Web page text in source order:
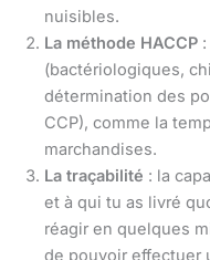
nuisibles.
La méthode HACCP
(bactériologiques,
détermination des
CCP), comme la
marchandises.
La traçabilité : la
et à qui tu as livré
réagir en quelques